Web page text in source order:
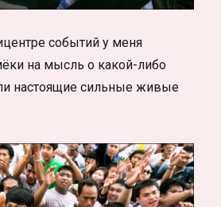
событий у меня
на мысль о какой-либо
настоящие сильные живые